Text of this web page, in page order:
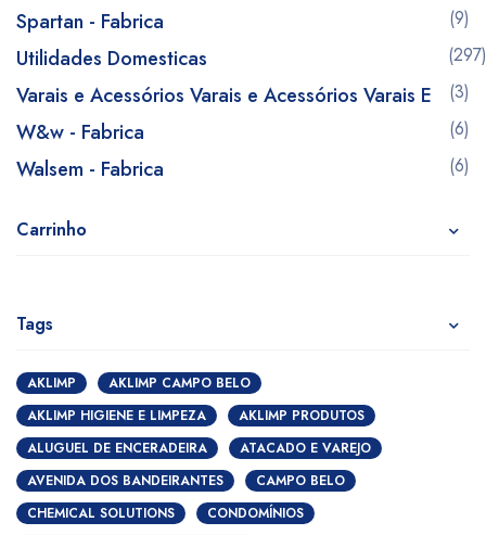
Spartan - Fabrica (9)
Utilidades Domesticas (297)
Varais e Acessórios Varais e Acessórios Varais E (3)
W&w - Fabrica (6)
Walsem - Fabrica (6)
Carrinho
Tags
AKLIMP
AKLIMP CAMPO BELO
AKLIMP HIGIENE E LIMPEZA
AKLIMP PRODUTOS
ALUGUEL DE ENCERADEIRA
ATACADO E VAREJO
AVENIDA DOS BANDEIRANTES
CAMPO BELO
CHEMICAL SOLUTIONS
CONDOMÍNIOS